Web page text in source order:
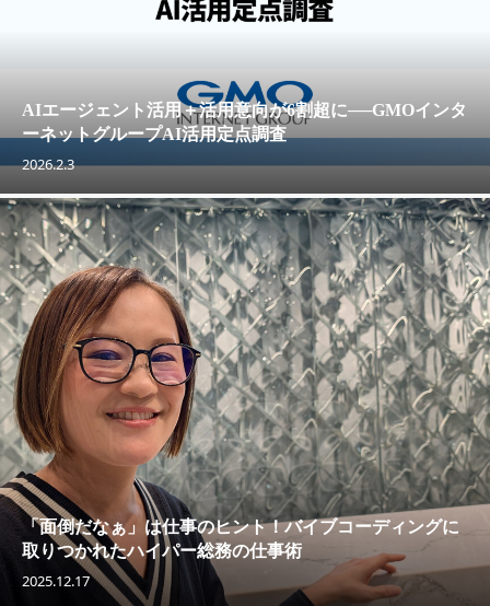
AIエージェント活用＋活用意向が6割超に──GMOインタ
ーネットグループAI活用定点調査
2026.2.3
「面倒だなぁ」は仕事のヒント！バイブコーディングに
取りつかれたハイパー総務の仕事術
2025.12.17